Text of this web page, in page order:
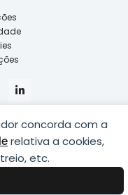
concorda com a
relativa a cookies,
etc.
i
n
e
d
i
n
-DE ÓPTICAS, LDA.